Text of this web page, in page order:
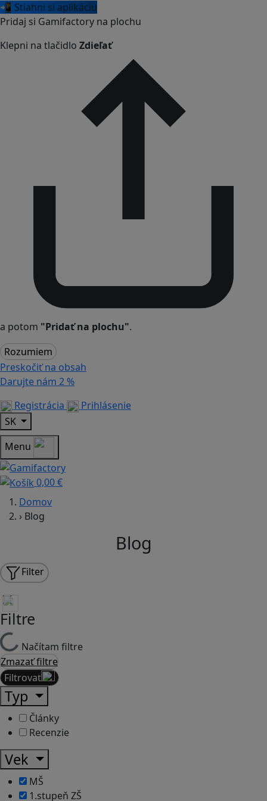
📲 Stiahni si aplikáciu
Pridaj si Gamifactory na plochu
Klepni na tlačidlo Zdieľať
a potom "Pridať na plochu".
Rozumiem
Preskočiť na obsah
Darujte nám 2 %
Registrácia
Prihlásenie
SK
Menu
0,00 €
Domov
› Blog
Blog
Filter
Filtre
Načítam filtre
Zmazať filtre
Filtrovať
Typ
Články
Recenzie
Vek
MŠ
1.stupeň ZŠ